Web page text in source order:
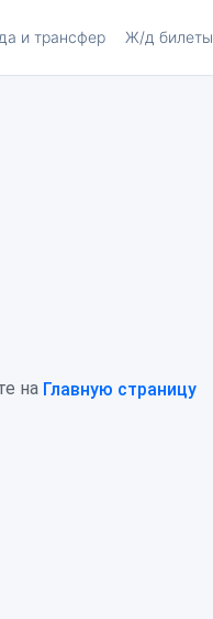
и трансфер Ж/д билеты
на Главную страницу